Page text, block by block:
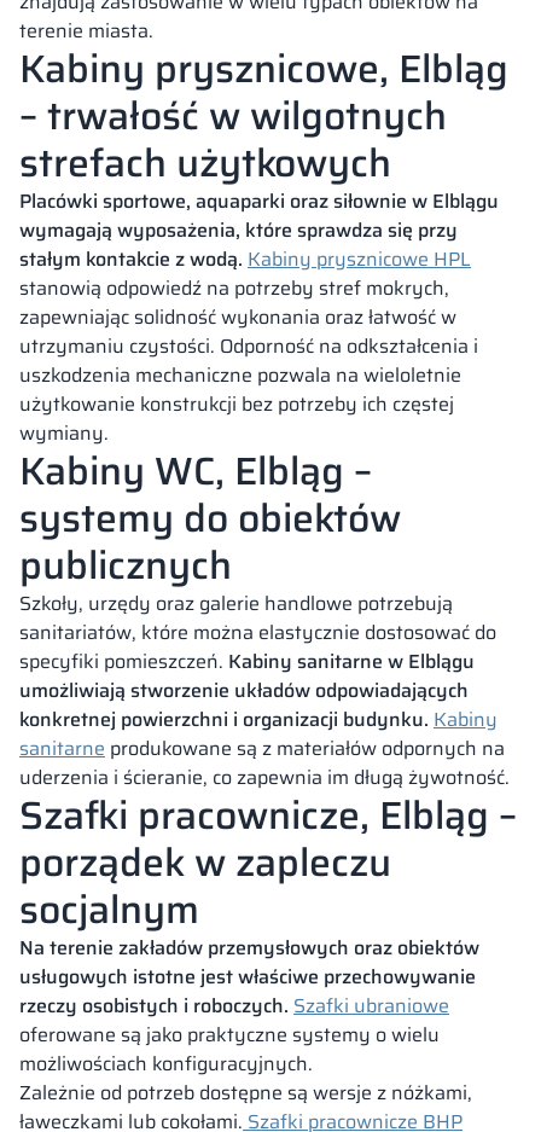
terenie miasta.
Kabiny prysznicowe, Elbląg
– trwałość w wilgotnych
strefach użytkowych
Placówki sportowe, aquaparki oraz siłownie w Elblągu
wymagają wyposażenia, które sprawdza się przy
stałym kontakcie z wodą. Kabiny prysznicowe HPL
stanowią odpowiedź na potrzeby stref mokrych,
zapewniając solidność wykonania oraz łatwość w
utrzymaniu czystości. Odporność na odkształcenia i
uszkodzenia mechaniczne pozwala na wieloletnie
użytkowanie konstrukcji bez potrzeby ich częstej
wymiany.
Kabiny WC, Elbląg –
systemy do obiektów
publicznych
Szkoły, urzędy oraz galerie handlowe potrzebują
sanitariatów, które można elastycznie dostosować do
specyfiki pomieszczeń. Kabiny sanitarne w Elblągu
umożliwiają stworzenie układów odpowiadających
konkretnej powierzchni i organizacji budynku. Kabiny
sanitarne produkowane są z materiałów odpornych na
uderzenia i ścieranie, co zapewnia im długą żywotność.
Szafki pracownicze, Elbląg –
porządek w zapleczu
socjalnym
Na terenie zakładów przemysłowych oraz obiektów
usługowych istotne jest właściwe przechowywanie
rzeczy osobistych i roboczych. Szafki ubraniowe
oferowane są jako praktyczne systemy o wielu
możliwościach konfiguracyjnych.
Zależnie od potrzeb dostępne są wersje z nóżkami,
ławeczkami lub cokołami.Szafki pracownicze BHP